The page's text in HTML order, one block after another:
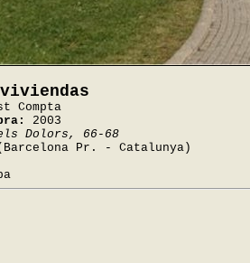
Compta
2003
Dolors, 66-68
Pr. - Catalunya)